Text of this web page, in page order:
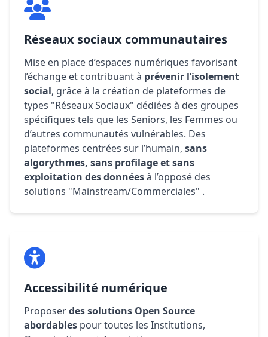
Réseaux sociaux communautaires
Mise en place d’espaces numériques favorisant
l’échange et contribuant à prévenir l’isolement
social, grâce à la création de plateformes de
types "Réseaux Sociaux" dédiées à des groupes
spécifiques tels que les Seniors, les Femmes ou
d’autres communautés vulnérables. Des
plateformes centrées sur l’humain, sans
algorythmes, sans profilage et sans
exploitation des donnéesà l’opposé des
solutions "Mainstream/Commerciales" .
Accessibilité numérique
Proposerdes solutions Open Source
abordables pour toutes les Institutions,